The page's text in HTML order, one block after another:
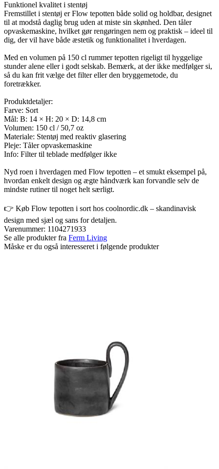
Funktionel kvalitet i stentøj
Fremstillet i stentøj er Flow tepotten både solid og holdbar, designet
til at modstå daglig brug uden at miste sin skønhed. Den tåler
opvaskemaskine, hvilket gør rengøringen nem og praktisk – ideel til
dig, der vil have både æstetik og funktionalitet i hverdagen.
Med en volumen på 150 cl rummer tepotten rigeligt til hyggelige
stunder alene eller i godt selskab. Bemærk, at der ikke medfølger si,
så du kan frit vælge det filter eller den bryggemetode, du
foretrækker.
Produktdetaljer:
Farve: Sort
Mål: B: 14 × H: 20 × D: 14,8 cm
Volumen: 150 cl / 50,7 oz
Materiale: Stentøj med reaktiv glasering
Pleje: Tåler opvaskemaskine
Info: Filter til teblade medfølger ikke
Nyd roen i hverdagen med Flow tepotten – et smukt eksempel på,
hvordan enkelt design og ægte håndværk kan forvandle selv de
mindste rutiner til noget helt særligt.
👉 Køb Flow tepotten i sort hos coolnordic.dk – skandinavisk
design med sjæl og sans for detaljen.
Varenummer: 1104271933
Se alle produkter fra Ferm Living
Måske er du også interesseret i følgende produkter